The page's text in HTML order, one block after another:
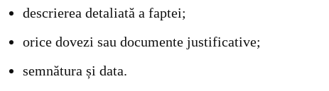
descrierea detaliată a faptei;
orice dovezi sau documente justificative;
semnătura și data.